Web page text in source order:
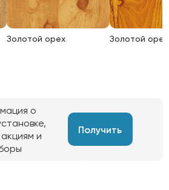
Золотой орех Золотой
о
и
Получить